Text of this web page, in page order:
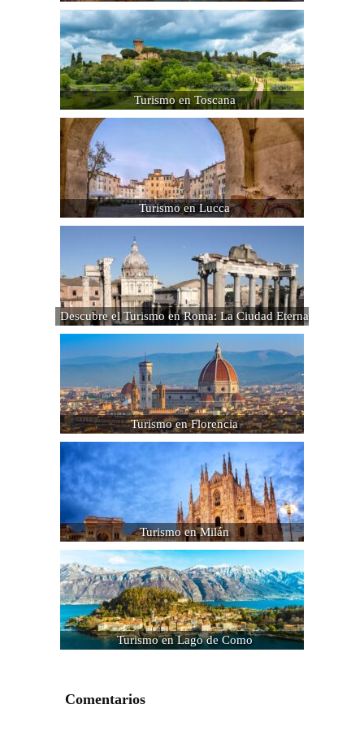
Turismo en Toscana
Turismo en Lucca
Descubre el Turismo en Roma: La Ciudad Eterna
Turismo en Florencia
Turismo en Milán
Turismo en Lago de Como
Comentarios